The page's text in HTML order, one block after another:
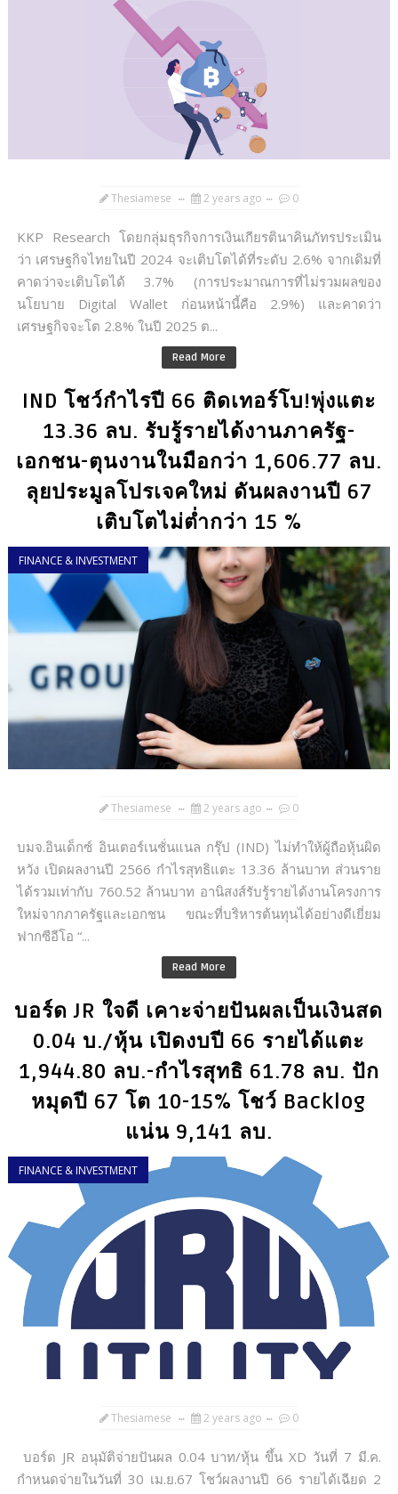
Thesiamese 2 years ago 0
KKP Research โดยกลุ่มธุรกิจการเงินเกียรตินาคินภัทรประเมิน
ว่า เศรษฐกิจไทยในปี 2024 จะเติบโตได้ที่ระดับ 2.6% จากเดิมที่
คาดว่าจะเติบโตได้ 3.7% (การประมาณการที่ไม่รวมผลของ
นโยบาย Digital Wallet ก่อนหน้านี้คือ 2.9%) และคาดว่า
เศรษฐกิจจะโต 2.8% ในปี 2025 ต...
Read More
IND โชว์กำไรปี 66 ติดเทอร์โบ!พุ่งแตะ
13.36 ลบ. รับรู้รายได้งานภาครัฐ-
เอกชน-ตุนงานในมือกว่า 1,606.77 ลบ.
ลุยประมูลโปรเจคใหม่ ดันผลงานปี 67
เติบโตไม่ต่ำกว่า 15 %
FINANCE & INVESTMENT
Thesiamese 2 years ago 0
บมจ.อินเด็กซ์ อินเตอร์เนชั่นแนล กรุ๊ป (IND) ไม่ทำให้ผู้ถือหุ้นผิด
หวัง เปิดผลงานปี 2566 กำไรสุทธิแตะ 13.36 ล้านบาท ส่วนราย
ได้รวมเท่ากับ 760.52 ล้านบาท อานิสงส์รับรู้รายได้งานโครงการ
ใหม่จากภาครัฐและเอกชน ขณะที่บริหารต้นทุนได้อย่างดีเยี่ยม
ฟากซีอีโอ “...
Read More
บอร์ด JR ใจดี เคาะจ่ายปันผลเป็นเงินสด
0.04 บ./หุ้น เปิดงบปี 66 รายได้แตะ
1,944.80 ลบ.-กำไรสุทธิ 61.78 ลบ. ปัก
หมุดปี 67 โต 10-15% โชว์ Backlog
แน่น 9,141 ลบ.
FINANCE & INVESTMENT
Thesiamese 2 years ago 0
บอร์ด JR อนุมัติจ่ายปันผล 0.04 บาท/หุ้น ขึ้น XD วันที่ 7 มี.ค.
กำหนดจ่ายในวันที่ 30 เม.ย.67 โชว์ผลงานปี 66 รายได้เฉียด 2